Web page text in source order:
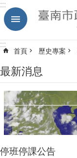
跳到主要內容區塊
:::
:::
首頁 歷史專案
最新消息
停班停課公告